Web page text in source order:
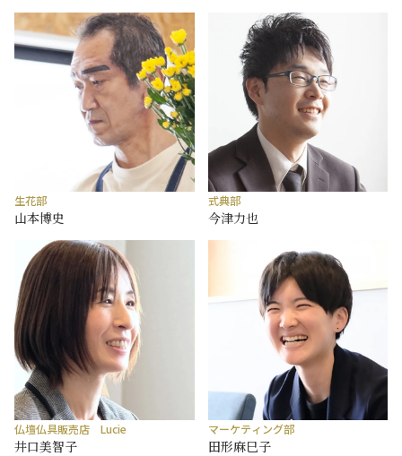
生花部
山本博史
式典部
今津力也
仏壇仏具販売店 Lucie
井口美智子
マーケティング部
田形麻巳子